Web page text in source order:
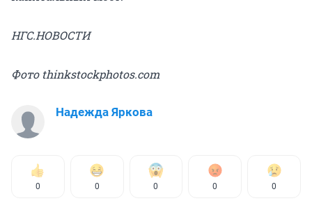
НГС.НОВОСТИ
Фото thinkstockphotos.com
Надежда Яркова
0 0 0 0 0